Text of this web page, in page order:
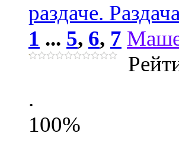
раздаче. Раздача
1 ... 5, 6, 7
.
100%